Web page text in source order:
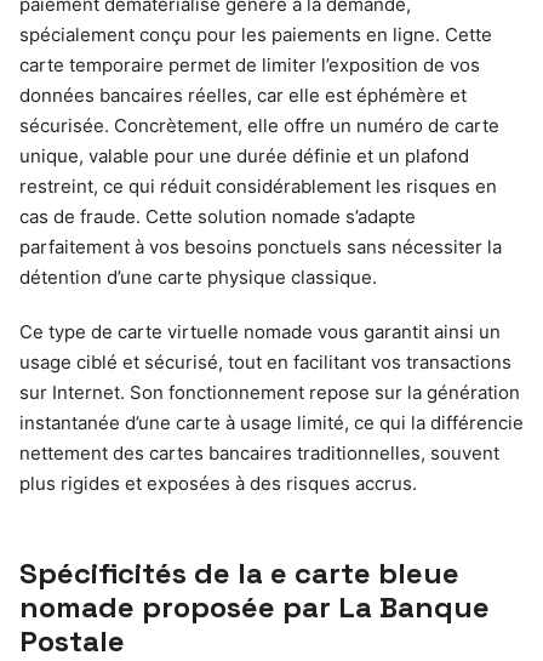
spécialement conçu pour les paiements en ligne. Cette
carte temporaire permet de limiter l’exposition de vos
données bancaires réelles, car elle est éphémère et
sécurisée. Concrètement, elle offre un numéro de carte
unique, valable pour une durée définie et un plafond
restreint, ce qui réduit considérablement les risques en
cas de fraude. Cette solution nomade s’adapte
parfaitement à vos besoins ponctuels sans nécessiter la
détention d’une carte physique classique.
Ce type de carte virtuelle nomade vous garantit ainsi un
usage ciblé et sécurisé, tout en facilitant vos transactions
sur Internet. Son fonctionnement repose sur la génération
instantanée d’une carte à usage limité, ce qui la différencie
nettement des cartes bancaires traditionnelles, souvent
plus rigides et exposées à des risques accrus.
Spécificités de la e carte bleue
nomade proposée par La Banque
Postale